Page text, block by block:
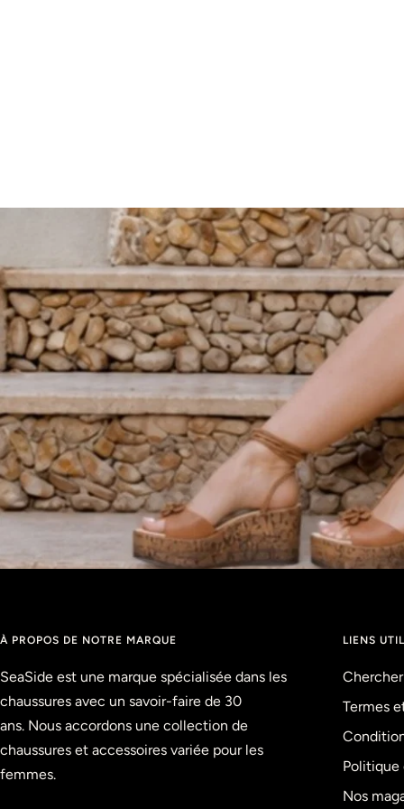
À PROPOS DE NOTRE MARQUE
SeaSide est une marque spécialisée dans les
chaussures avec un savoir-faire de 30
ans. Nous accordons une collection de
chaussures et accessoires variée pour les
femmes.
LIENS
Chercher
Termes
Politique
Nos